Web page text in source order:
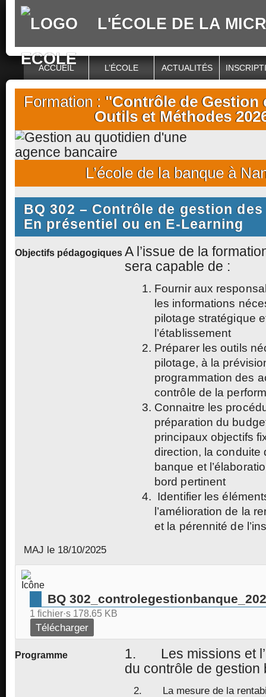
L'ÉCOLE DE LA
ACCUEIL L’ÉCOLE ACTUALITÉS
Formation : "Contrôle de Gestion
Outils et Méthodes
L’école de la banque à
BQ 302 – Contrôle de gestion
En présentiel ou en E-Learning
Objectifs pédagogiques A l’issue de la
sera capable de :
Fournir aux
les informations
pilotage stratégique
l’établissement
Préparer les outils
pilotage, à la
programmation des
contrôle de la
Connaitre les
préparation du
principaux objectifs
direction, la conduite
banque et
bord pertinent
Identifier les
l’amélioration de la
et la pérennité de
MAJ le 18/10/2025
BQ
1 fichier·s 178.65 KB
Télécharger
Programme
1. Les missions et
du contrôle de gestion
2. La mesure de la